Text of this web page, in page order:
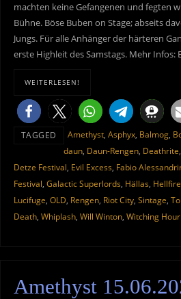
machten keine Gefangenen und fegten
Bühne. Böse Buben on Stage; abseits
Jungs. Für alle Anhänger der härteren
erste Highleit des Samstags. Mehr Infos:
WEITERLESEN!
TAGGED Amethyst, Asphyx, Balmog,
daun, Daun-Rengen, Deathrite,
Detze Festival, Evil Excess, Fabio
Festival, Galactic Superlords, Hällas, Hellfire
Lucifuge, OLD, Rengen, Riot City, Sintage,
Death, Whiplash, Will Winton, Witching Hour
Amethyst